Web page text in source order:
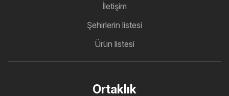
İletişim
Şehirlerin listesi
Ürün listesi
Ortaklık